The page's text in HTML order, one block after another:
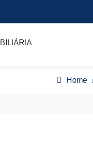
IMOBILIÁRIA
Home